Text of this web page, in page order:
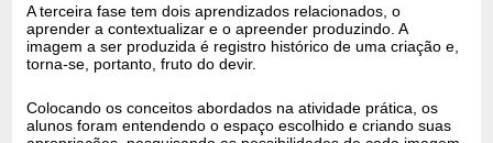
A terceira fase tem dois aprendizados relacionados, o
aprender a contextualizar e o apreender produzindo. A
imagem a ser produzida é registro histórico de uma criação e,
torna-se, portanto, fruto do devir.
Colocando os conceitos abordados na atividade prática, os
alunos foram entendendo o espaço escolhido e criando suas